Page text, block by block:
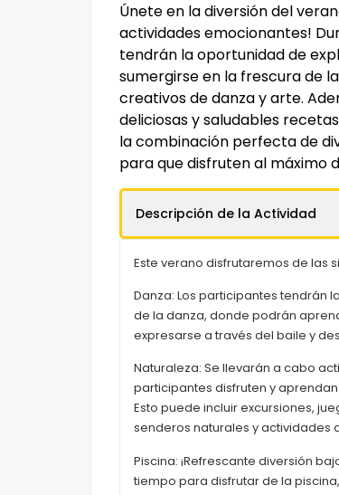
Únete en la diversión del
actividades emocionantes!
tendrán la oportunidad de
sumergirse en la frescura de
creativos de danza y arte.
deliciosas y saludables
la combinación perfecta de
para que disfruten al máximo
Descripción de la Actividad
Este verano disfrutaremos de las
Danza: Los participantes tendrán
de la danza, donde podrán
expresarse a través del baile y
Naturaleza: Se llevarán a cabo
participantes disfruten y
Esto puede incluir excursiones,
senderos naturales y actividades
Piscina: ¡Refrescante diversión
tiempo para disfrutar de la